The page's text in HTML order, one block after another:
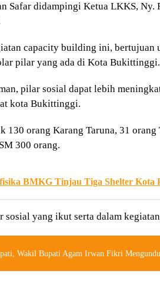
Safar didampingi Ketua LKKS, Ny.
capacity building ini, bertujuan
pilar yang ada di Kota Bukittinggi.
pilar sosial dapat lebih
kota Bukittinggi.
orang Karang Taruna, 31 orang
300 orang.
BMKG Tinjau Tiga Shelter Kota
sosial yang ikut serta dalam
Wakil Bupati Agam Irwan Fikri